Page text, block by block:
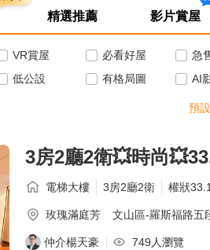
精選推薦 影片賞屋
VR賞屋 必看好屋 急
低公設 有格局圖 AI
預
3房2廳2衛💥時尚
電梯大樓 3房2廳2衛 權狀
玫瑰滿庭芳 文山區-羅斯福路五
仲介楊天豪 749人瀏覽